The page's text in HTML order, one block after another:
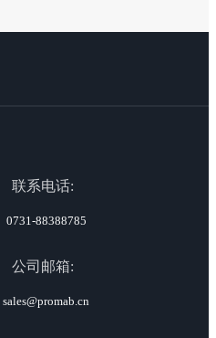
联系电话:
0731-88388785
公司邮箱:
sales@promab.cn